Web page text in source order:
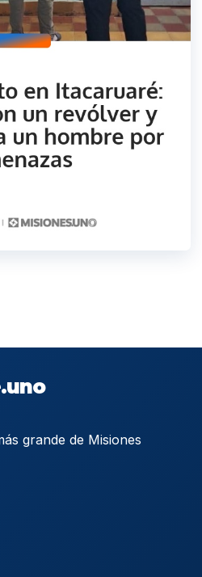
grande de Misiones